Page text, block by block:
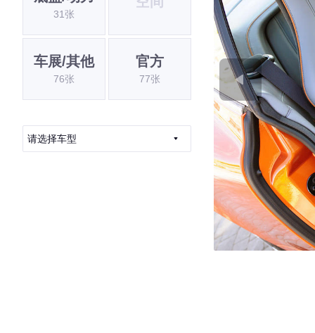
31张
车展/其他
76张
官方
77张
请选择车型